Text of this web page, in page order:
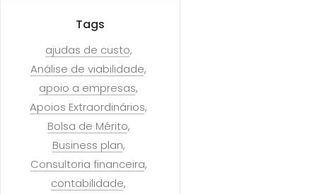
Tags
ajudas de custo
Análise de viabilidade
apoio a empresas
Apoios Extraordinários
Bolsa de Mérito
Business plan
Consultoria financeira
contabilidade